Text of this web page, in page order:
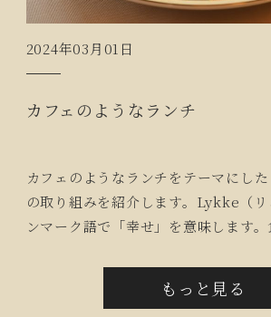
2024年03月01日
カフェのようなランチ
カフェのようなランチをテーマにし
の取り組みを紹介します。Lykke（
ンマーク語で「幸せ」を意味します
は、真鱈のフライ春野菜添え、旬野菜
もっと見る